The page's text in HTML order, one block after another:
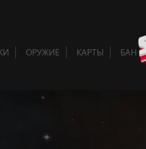
ОРУЖИЕ КАРТЫ БАН